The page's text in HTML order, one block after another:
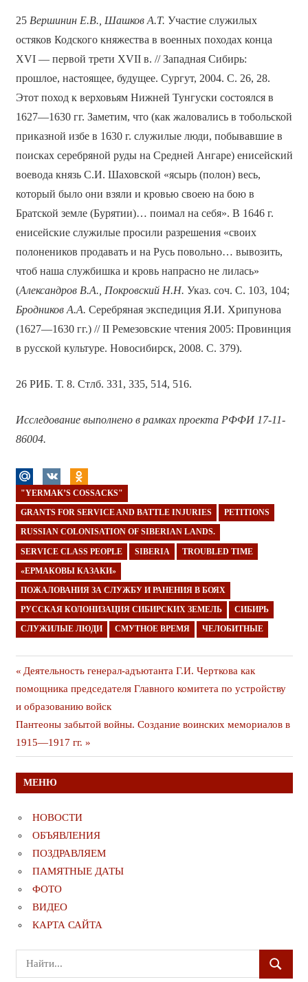
25 Вершинин Е.В., Шашков А.Т. Участие служилых
остяков Кодского княжества в военных походах конца
XVI — первой трети XVII в. // Западная Сибирь:
прошлое, настоящее, будущее. Сургут, 2004. С. 26, 28.
Этот поход к верховьям Нижней Тунгуски состоялся в
1627—1630 гг. Заметим, что (как жаловались в тобольской
приказной избе в 1630 г. служилые люди, побывавшие в
поисках серебряной руды на Средней Ангаре) енисейский
воевода князь С.И. Шаховской «ясырь (полон) весь,
который было они взяли и кровью своею на бою в
Братской земле (Бурятии)… поимал на себя». В 1646 г.
енисейские служилые просили разрешения «своих
полонеников продавать и на Русь повольно… вывозить,
чтоб наша службишка и кровь напрасно не лилась»
(Александров В.А., Покровский Н.Н. Указ. соч. С. 103, 104;
Бродников А.А. Серебряная экспедиция Я.И. Хрипунова
(1627—1630 гг.) // II Ремезовские чтения 2005: Провинция
в русской культуре. Новосибирск, 2008. С. 379).
26 РИБ. Т. 8. Стлб. 331, 335, 514, 516.
Исследование выполнено в рамках проекта РФФИ 17-11-
86004.
"YERMAK’S COSSACKS"
GRANTS FOR SERVICE AND BATTLE INJURIES PETITIONS
RUSSIAN COLONISATION OF SIBERIAN LANDS.
SERVICE CLASS PEOPLE SIBERIA TROUBLED TIME
«ЕРМАКОВЫ КАЗАКИ»
ПОЖАЛОВАНИЯ ЗА СЛУЖБУ И РАНЕНИЯ В БОЯХ
РУССКАЯ КОЛОНИЗАЦИЯ СИБИРСКИХ ЗЕМЕЛЬ СИБИРЬ
СЛУЖИЛЫЕ ЛЮДИ СМУТНОЕ ВРЕМЯ ЧЕЛОБИТНЫЕ
Навигация
по
записям
Предыдущая
публикация
Деятельность генерал-адъютанта Г.И. Черткова как
помощника председателя Главного комитета по устройству
и образованию войск
Следующая
публикация
Пантеоны забытой войны. Создание воинских мемориалов в
1915—1917 гг.
МЕНЮ
НОВОСТИ
ОБЪЯВЛЕНИЯ
ПОЗДРАВЛЯЕМ
ПАМЯТНЫЕ ДАТЫ
ФОТО
ВИДЕО
КАРТА САЙТА
Поиск
для:
ПОИСК